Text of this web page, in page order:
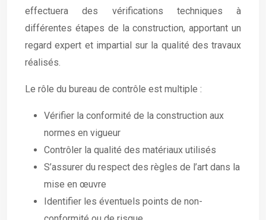
effectuera des vérifications techniques à
différentes étapes de la construction, apportant un
regard expert et impartial sur la qualité des travaux
réalisés.
Le rôle du bureau de contrôle est multiple :
Vérifier la conformité de la construction aux
normes en vigueur
Contrôler la qualité des matériaux utilisés
S’assurer du respect des règles de l’art dans la
mise en œuvre
Identifier les éventuels points de non-